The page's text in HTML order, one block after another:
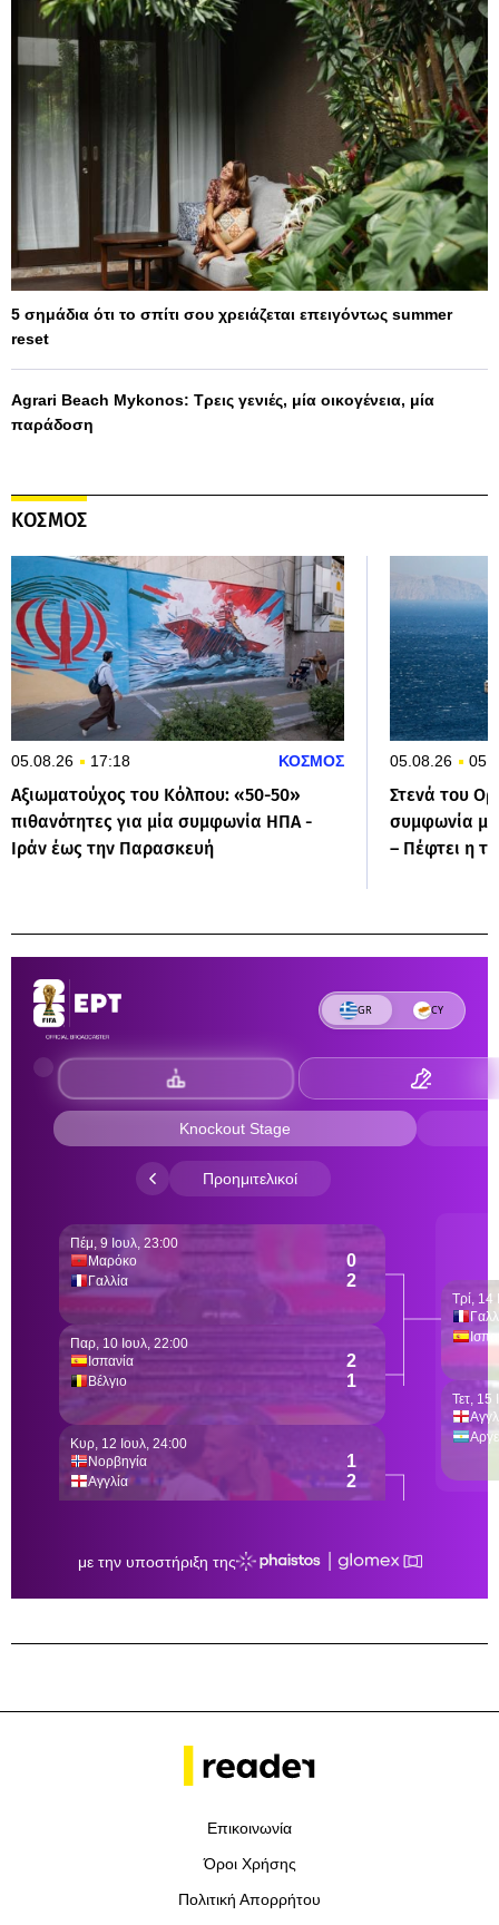
5 σημάδια ότι το σπίτι σου χρειάζεται επειγόντως summer
reset
Agrari Beach Mykonos: Τρεις γενιές, μία οικογένεια, μία
παράδοση
ΚΟΣΜΟΣ
05.08.26 17:18 ΚΟΣΜΟΣ
Αξιωματούχος του Κόλπου: «50-50»
πιθανότητες για μία συμφωνία ΗΠΑ -
Ιράν έως την Παρασκευή
05.08.26
Στενά του
συμφωνία με
– Πέφτει η
Επικοινωνία
Όροι Χρήσης
Πολιτική Απορρήτου